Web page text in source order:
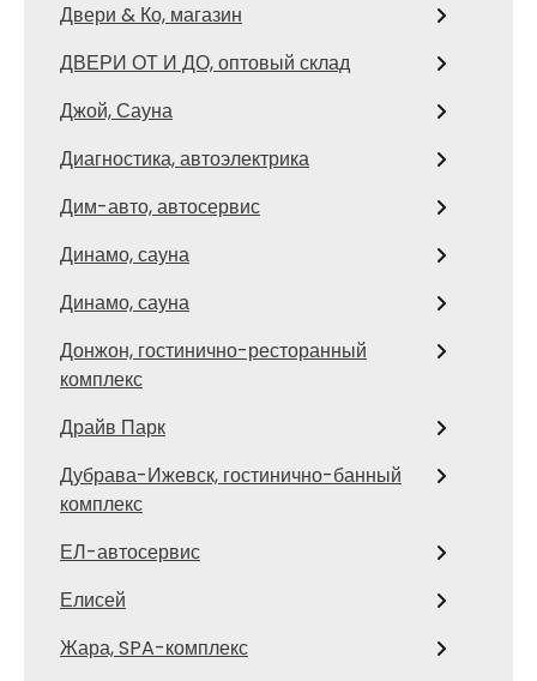
Двери & Ко, магазин
ДВЕРИ ОТ И ДО, оптовый склад
Джой, Сауна
Диагностика, автоэлектрика
Дим-авто, автосервис
Динамо, сауна
Динамо, сауна
Донжон, гостинично-ресторанный
комплекс
Драйв Парк
Дубрава-Ижевск, гостинично-банный
комплекс
ЕЛ-автосервис
Елисей
Жара, SPA-комплекс